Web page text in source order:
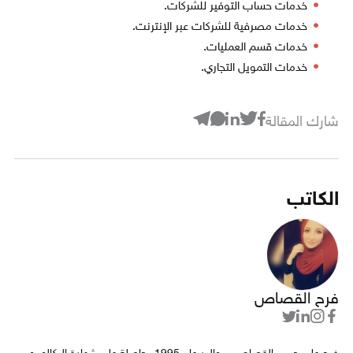
خدمات حساب التوفير للشركات.
خدمات مصرفية للشركات عبر الإنترنت.
خدمات قسم العمليات.
خدمات التمويل التجاري.
شارك المقالة
الكاتب
فرح القصاص